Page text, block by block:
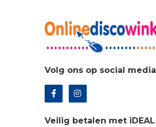
Volg ons op social media
Veilig betalen met iDEAL